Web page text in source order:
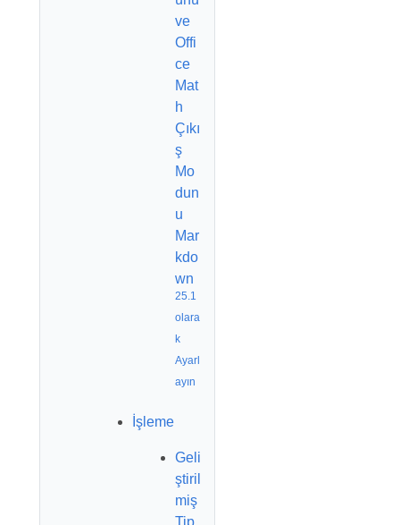
ve
Offi
ce
Mat
h
Çıkı
ş
Mo
dun
u
Mar
kdo
wn
25.1
olara
k
Ayarl
ayın
İşleme
Geli
ştiril
miş
Tip